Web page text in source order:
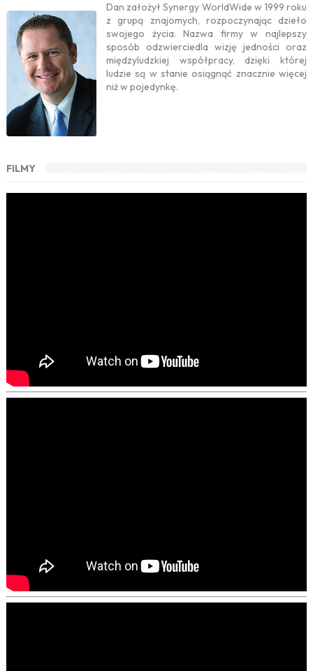
Dan założył Synergy WorldWide w 1999 roku
z grupą znajomych, rozpoczynając dzieło
swojego życia. Nazwa firmy w najlepszy
sposób odzwierciedla wizję jedności oraz
międzyludzkiej współpracy, dzięki której
ludzie są w stanie osiągnąć znacznie więcej
niż w pojedynkę.
FILMY